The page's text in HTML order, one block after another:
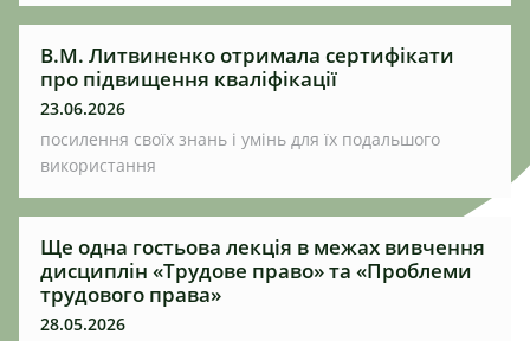
В.М. Литвиненко отримала сертифікати
про підвищення кваліфікації
23.06.2026
посилення своїх знань і умінь для їх подальшого
використання
Ще одна гостьова лекція в межах вивчення
дисциплін «Трудове право» та «Проблеми
трудового права»
28.05.2026